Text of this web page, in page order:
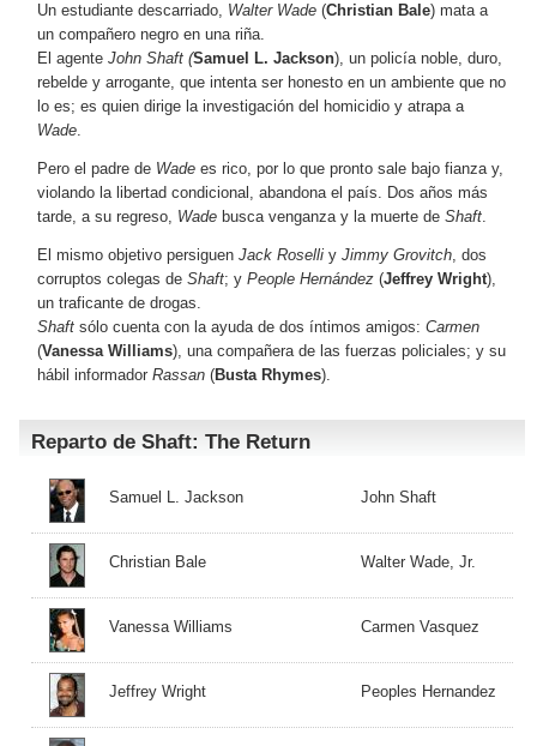
Un estudiante descarriado, Walter Wade (Christian Bale) mata a
un compañero negro en una riña.
El agente John Shaft (Samuel L. Jackson), un policía noble, duro,
rebelde y arrogante, que intenta ser honesto en un ambiente que no
lo es; es quien dirige la investigación del homicidio y atrapa a
Wade.
Pero el padre de Wade es rico, por lo que pronto sale bajo fianza y,
violando la libertad condicional, abandona el país. Dos años más
tarde, a su regreso, Wade busca venganza y la muerte de Shaft.
El mismo objetivo persiguen Jack Roselli y Jimmy Grovitch, dos
corruptos colegas de Shaft; y People Hernández (Jeffrey Wright),
un traficante de drogas.
Shaft sólo cuenta con la ayuda de dos íntimos amigos: Carmen
(Vanessa Williams), una compañera de las fuerzas policiales; y su
hábil informador Rassan (Busta Rhymes).
Reparto de Shaft: The Return
Samuel L. Jackson John Shaft
Christian Bale Walter Wade, Jr.
Vanessa Williams Carmen Vasquez
Jeffrey Wright Peoples Hernandez